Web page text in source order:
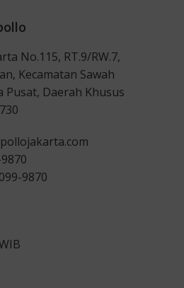
No.115, RT.9/RW.7,
Kecamatan Sawah
Pusat, Daerah Khusus
9870